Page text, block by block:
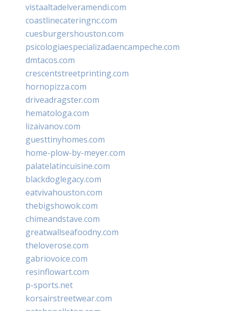
vistaaltadelveramendi.com
coastlinecateringnc.com
cuesburgershouston.com
psicologiaespecializadaencampeche.com
dmtacos.com
crescentstreetprinting.com
hornopizza.com
driveadragster.com
hematologa.com
lizaivanov.com
guesttinyhomes.com
home-plow-by-meyer.com
palatelatincuisine.com
blackdoglegacy.com
eatvivahouston.com
thebigshowok.com
chimeandstave.com
greatwallseafoodny.com
theloverose.com
gabriovoice.com
resinflowart.com
p-sports.net
korsairstreetwear.com